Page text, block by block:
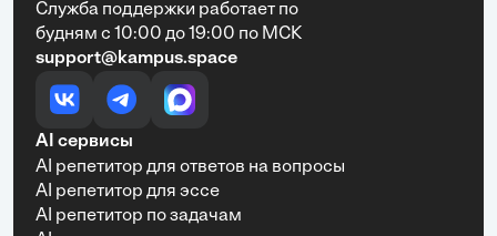
Служба поддержки работает по
будням с 10:00 до 19:00 по МСК
support@kampus.space
AI сервисы
AI репетитор для ответов на вопросы
AI репетитор для эссе
AI репетитор по задачам